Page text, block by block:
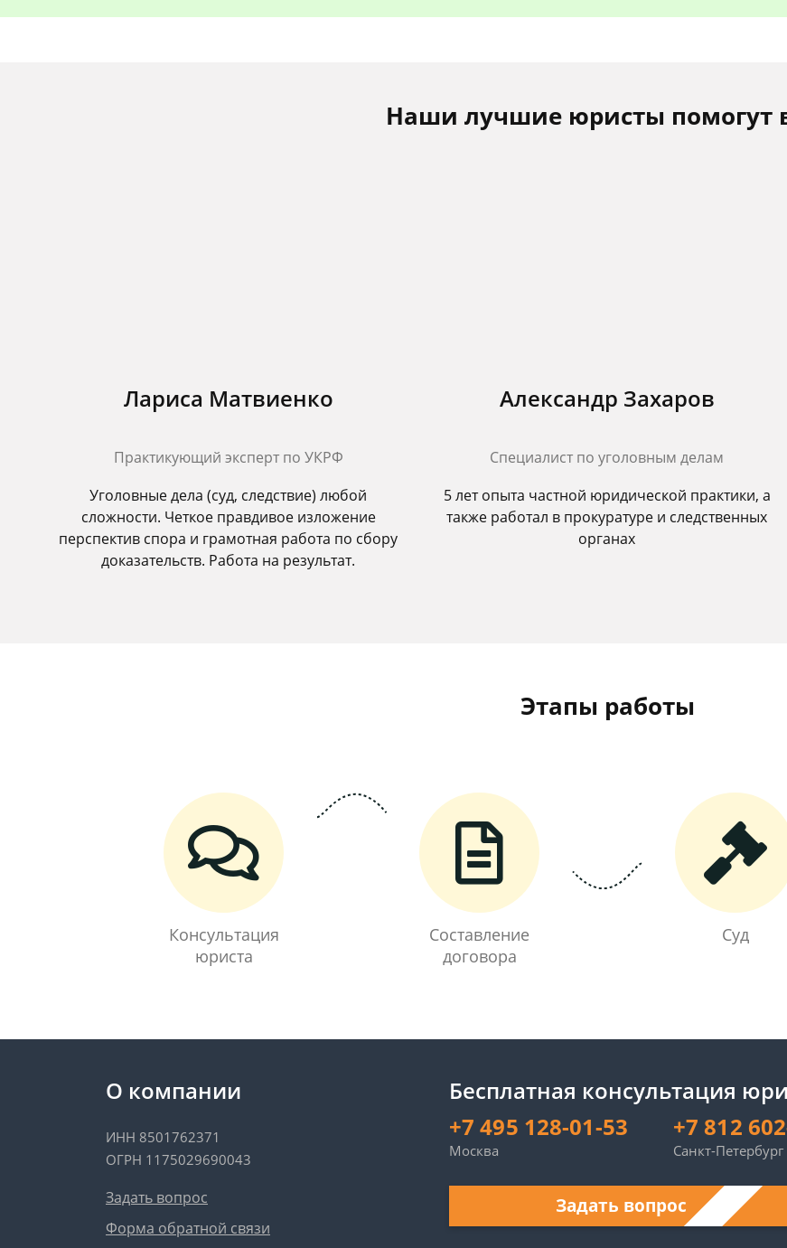
Наши лучшие юристы помогут
Лариса Матвиенко
Практикующий эксперт по УКРФ
Уголовные дела (суд, следствие) любой
сложности. Четкое правдивое изложение
перспектив спора и грамотная работа по сбору
доказательств. Работа на результат.
Александр Захаров
Специалист по уголовным делам
5 лет опыта частной юридической практики, а
также работал в прокуратуре и следственных
органах
Этапы работы
Консультация
юриста
Составление
договора
Суд
О компании
ИНН 8501762371
ОГРН 1175029690043
Задать вопрос
Форма обратной связи
Бесплатная консультация
+7 495 128-01-53
Москва
+7 812
Санкт-Петербург
Задать вопрос